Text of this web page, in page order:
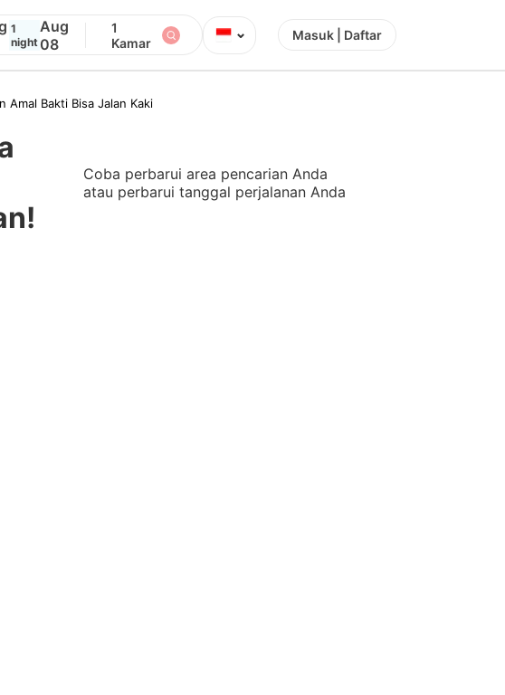
1
night
Aug
08
1
Kamar
⌄ Masuk | Daftar
Amal Bakti Bisa Jalan Kaki
Coba perbarui area pencarian Anda
atau perbarui tanggal perjalanan Anda